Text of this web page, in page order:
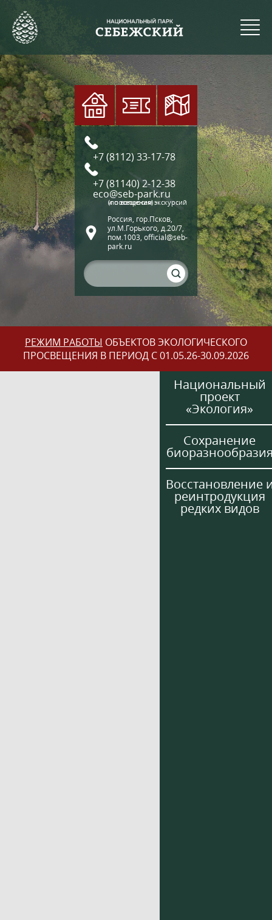
+7 (8112) 33-17-78
+7 (81140) 2-12-38
eco@seb-park.ru
(по вопросам экскурсий и посещения)
Россия, гор.Псков,
ул.М.Горького, д.20/7,
пом.1003, official@seb-
park.ru
РЕЖИМ РАБОТЫ ОБЪЕКТОВ ЭКОЛОГИЧЕСКОГО
ПРОСВЕЩЕНИЯ В ПЕРИОД С 01.05.26-30.09.2026
Национальный
проект
«Экология»
Сохранение
Восстановление
реинтродукция
редких видов